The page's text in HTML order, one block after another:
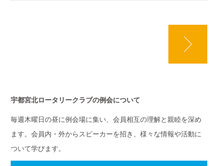
宇都宮北ロータリークラブの例会について
毎週木曜日の昼に例会場に集い、会員相互の理解と親睦を深め
ます。会員内・外からスピーカーを招き、様々な情報や活動に
ついて学びます。